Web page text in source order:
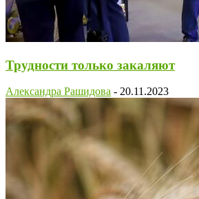
Трудности только закаляют
Александра Рашидова - 20.11.2023